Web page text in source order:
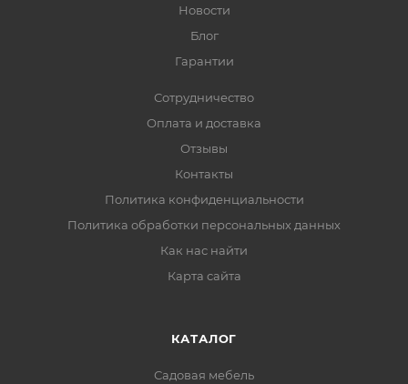
Новости
Блог
Гарантии
Сотрудничество
Оплата и доставка
Отзывы
Контакты
Политика конфиденциальности
Политика обработки персональных данных
Как нас найти
Карта сайта
КАТАЛОГ
Садовая мебель